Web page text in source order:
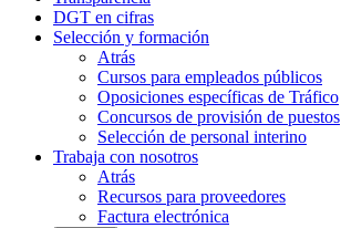
DGT en cifras
Selección y formación
Atrás
Cursos para empleados públicos
Oposiciones específicas de Tráfico
Concursos de provisión de puestos
Selección de personal interino
Trabaja con nosotros
Atrás
Recursos para proveedores
Factura electrónica